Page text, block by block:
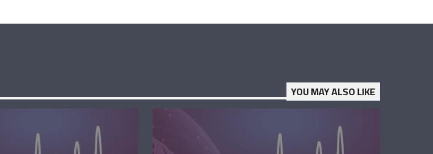
YOU MAY ALSO LIKE